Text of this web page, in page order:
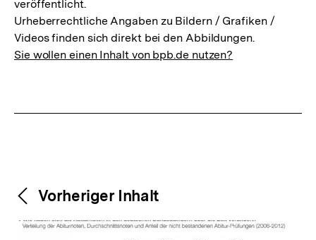
veröffentlicht.
Urheberrechtliche Angaben zu Bildern / Grafiken /
Videos finden sich direkt bei den Abbildungen.
Sie wollen einen Inhalt von bpb.de nutzen?
Weitere
Inhalte
Content-
Navigation
Vorheriger Inhalt